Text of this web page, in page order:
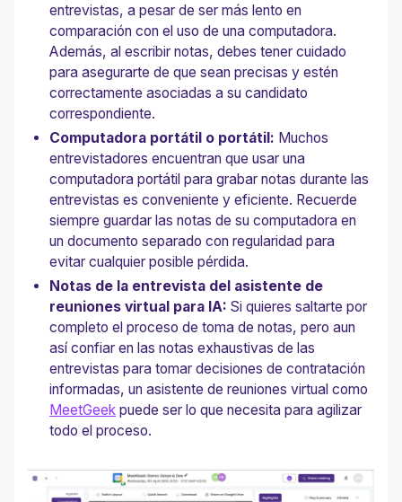
entrevistas, a pesar de ser más lento en
comparación con el uso de una computadora.
Además, al escribir notas, debes tener cuidado
para asegurarte de que sean precisas y estén
correctamente asociadas a su candidato
correspondiente.
Computadora portátil o portátil: Muchos
entrevistadores encuentran que usar una
computadora portátil para grabar notas durante las
entrevistas es conveniente y eficiente. Recuerde
siempre guardar las notas de su computadora en
un documento separado con regularidad para
evitar cualquier posible pérdida.
Notas de la entrevista del asistente de
reuniones virtual para IA: Si quieres saltarte por
completo el proceso de toma de notas, pero aun
así confiar en las notas exhaustivas de las
entrevistas para tomar decisiones de contratación
informadas, un asistente de reuniones virtual como
MeetGeek puede ser lo que necesita para agilizar
todo el proceso.